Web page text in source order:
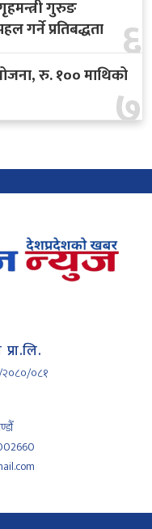
६
गुरुङ
गर्ने प्रतिबद्धता
७
रु. १०० माथिको
२०८०/०८१